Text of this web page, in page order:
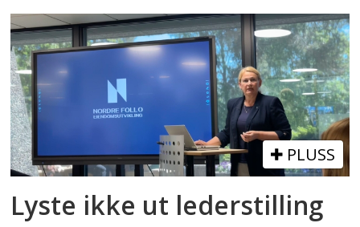
PLUSS
Lyste ikke ut lederstilling